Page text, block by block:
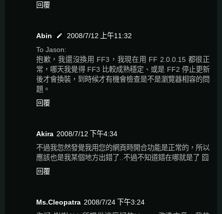
回覆
Abin
2008/7/12 上午11:32
To Jason:
抱歉，我還沒換用 FF3，我現在用 FF 2.0.0.15 都很正
常，哪天我覺得 FF3 比較成熟穩定、或是 FF2 停止更新
後才會換裝，到時候才有機會檢查是不是瀏覽器相容的問
題。
回覆
Akira 2008/7/12 下午4:34
不過我忽然發覺我用您的網頁時開合功能是正常的，所以
應該也是我某個地方出錯了..不過不知道錯在哪就是了 囧
回覆
Ms.Cleopatra 2008/7/24 下午3:24